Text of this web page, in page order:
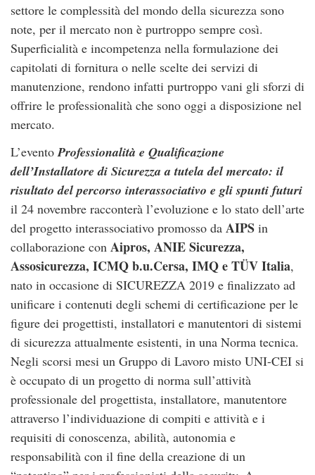
settore le complessità del mondo della sicurezza sono
note, per il mercato non è purtroppo sempre così.
Superficialità e incompetenza nella formulazione dei
capitolati di fornitura o nelle scelte dei servizi di
manutenzione, rendono infatti purtroppo vani gli sforzi di
offrire le professionalità che sono oggi a disposizione nel
mercato.
L’eventoProfessionalità e Qualificazione
dell’Installatore di Sicurezza a tutela del mercato: il
risultato del percorso interassociativo e gli spunti futuri
il 24 novembre racconterà l’evoluzione e lo stato dell’arte
del progetto interassociativo promosso da AIPS in
collaborazione con Aipros, ANIE Sicurezza,
Assosicurezza, ICMQ b.u.Cersa, IMQ e TÜV Italia,
nato in occasione di SICUREZZA 2019 e finalizzato ad
unificare i contenuti degli schemi di certificazione per le
figure dei progettisti, installatori e manutentori di sistemi
di sicurezza attualmente esistenti, in una Norma tecnica.
Negli scorsi mesi un Gruppo di Lavoro misto UNI-CEI si
è occupato di un progetto di norma sull’attività
professionale del progettista, installatore, manutentore
attraverso l’individuazione di compiti e attività e i
requisiti di conoscenza, abilità, autonomia e
responsabilità con il fine della creazione di un